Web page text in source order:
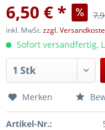
6,50 € *
inkl. MwSt.zzgl.
Sofort versandfertig,
Merken
Artikel-Nr.: